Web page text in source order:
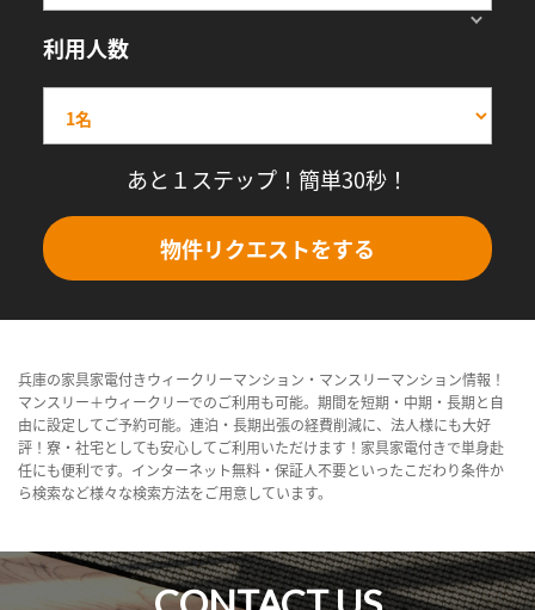
利用人数
あと１ステップ！簡単30秒！
物件リクエストをする
兵庫の家具家電付きウィークリーマンション・マンスリーマンション情報！
マンスリー＋ウィークリーでのご利用も可能。期間を短期・中期・長期と自
由に設定してご予約可能。連泊・長期出張の経費削減に、法人様にも大好
評！寮・社宅としても安心してご利用いただけます！家具家電付きで単身赴
任にも便利です。インターネット無料・保証人不要といったこだわり条件か
ら検索など様々な検索方法をご用意しています。